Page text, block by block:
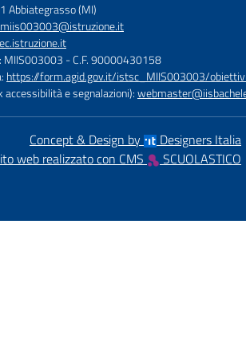
Abbiategrasso (MI)
miis003003@istruzione.it
MIIS003003 - C.F. 90000430158
https://form.agid.gov.it/istsc_MIIS003003/
e segnalazioni):
Concept & Design by
Designers Italia
web realizzato con CMS
SCUOLASTICO